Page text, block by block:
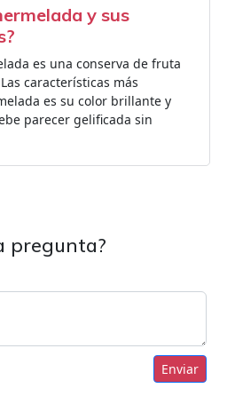
y sus
es una conserva de fruta
características más
es su color brillante y
parecer gelificada sin
pregunta?
Enviar